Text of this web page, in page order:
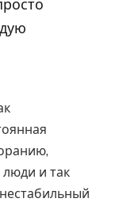
люди и так